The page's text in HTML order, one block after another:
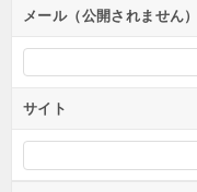
メール（公開されません）
サイト